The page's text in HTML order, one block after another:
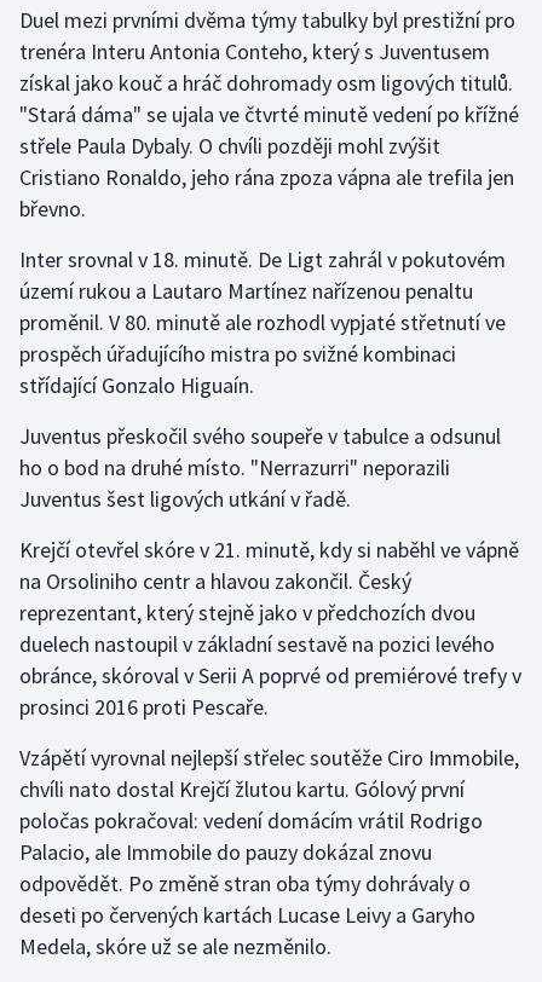
Gymnastika
Házená
Jezdectví
Krasobruslení
Lezení
Lyže a snowboard
Moderní pětiboj
Olympijské hry
Parasport
Plavání
Plážový volejbal
Ragby
Rychlobruslení
Rychlostní kanoistika
Duel mezi prvními dvěma týmy tabulky byl prestižní pro
trenéra Interu Antonia Conteho, který s Juventusem
získal jako kouč a hráč dohromady osm ligových titulů.
"Stará dáma" se ujala ve čtvrté minutě vedení po křížné
střele Paula Dybaly. O chvíli později mohl zvýšit
Cristiano Ronaldo, jeho rána zpoza vápna ale trefila jen
břevno.
Inter srovnal v 18. minutě. De Ligt zahrál v pokutovém
území rukou a Lautaro Martínez nařízenou penaltu
proměnil. V 80. minutě ale rozhodl vypjaté střetnutí ve
prospěch úřadujícího mistra po svižné kombinaci
střídající Gonzalo Higuaín.
Juventus přeskočil svého soupeře v tabulce a odsunul
ho o bod na druhé místo. "Nerrazurri" neporazili
Juventus šest ligových utkání v řadě.
Krejčí otevřel skóre v 21. minutě, kdy si naběhl ve vápně
na Orsoliniho centr a hlavou zakončil. Český
reprezentant, který stejně jako v předchozích dvou
duelech nastoupil v základní sestavě na pozici levého
obránce, skóroval v Serii A poprvé od premiérové trefy v
prosinci 2016 proti Pescaře.
Vzápětí vyrovnal nejlepší střelec soutěže Ciro Immobile,
chvíli nato dostal Krejčí žlutou kartu. Gólový první
poločas pokračoval: vedení domácím vrátil Rodrigo
Palacio, ale Immobile do pauzy dokázal znovu
odpovědět. Po změně stran oba týmy dohrávaly o
deseti po červených kartách Lucase Leivy a Garyho
Medela, skóre už se ale nezměnilo.